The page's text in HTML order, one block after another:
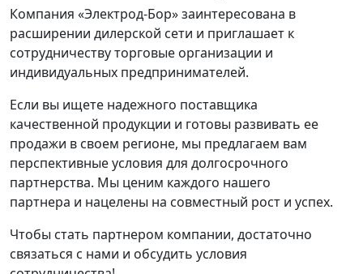
Компания «Электрод-Бор» заинтересована в
расширении дилерской сети и приглашает к
сотрудничеству торговые организации и
индивидуальных предпринимателей.
Если вы ищете надежного поставщика
качественной продукции и готовы развивать ее
продажи в своем регионе, мы предлагаем вам
перспективные условия для долгосрочного
партнерства. Мы ценим каждого нашего
партнера и нацелены на совместный рост и успех.
Чтобы стать партнером компании, достаточно
связаться с нами и обсудить условия